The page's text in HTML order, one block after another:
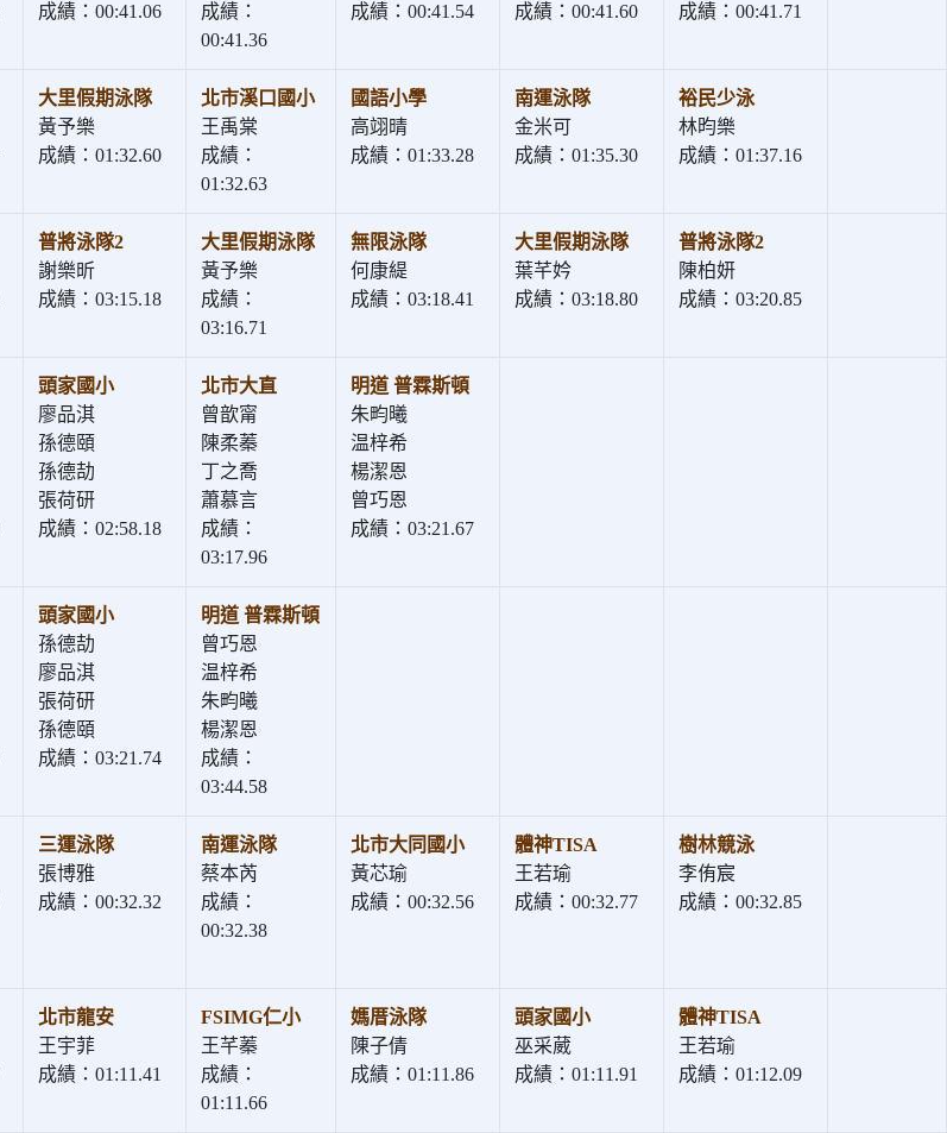
成績：00:41.06
成績：
00:41.36
成績：00:41.54
成績：00:41.60
成績：00:41.71
大里假期泳隊
黃予樂
成績：01:32.60
北市溪口國小
王禹棠
成績：
01:32.63
國語小學
高翊晴
成績：01:33.28
南運泳隊
金米可
成績：01:35.30
裕民少泳
林昀樂
成績：01:37.16
普將泳隊2
謝樂昕
成績：03:15.18
大里假期泳隊
黃予樂
成績：
03:16.71
無限泳隊
何康緹
成績：03:18.41
大里假期泳隊
葉芊妗
成績：03:18.80
普將泳隊2
陳柏妍
成績：03:20.85
頭家國小
廖品淇
孫德頤
孫德劼
張荷研
成績：02:58.18
北市大直
曾歆甯
陳柔蓁
丁之喬
蕭慕言
成績：
03:17.96
明道 普霖斯頓
朱畇曦
温梓希
楊潔恩
曾巧恩
成績：03:21.67
頭家國小
孫德劼
廖品淇
張荷研
孫德頤
成績：03:21.74
明道 普霖斯頓
曾巧恩
温梓希
朱畇曦
楊潔恩
成績：
03:44.58
三運泳隊
張博雅
成績：00:32.32
南運泳隊
蔡本芮
成績：
00:32.38
北市大同國小
黃芯瑜
成績：00:32.56
體神TISA
王若瑜
成績：00:32.77
樹林競泳
李侑宸
成績：00:32.85
北市龍安
王宇菲
成績：01:11.41
FSIMG仁小
王芊蓁
成績：
01:11.66
媽厝泳隊
陳子倩
成績：01:11.86
頭家國小
巫采葳
成績：01:11.91
體神TISA
王若瑜
成績：01:12.09